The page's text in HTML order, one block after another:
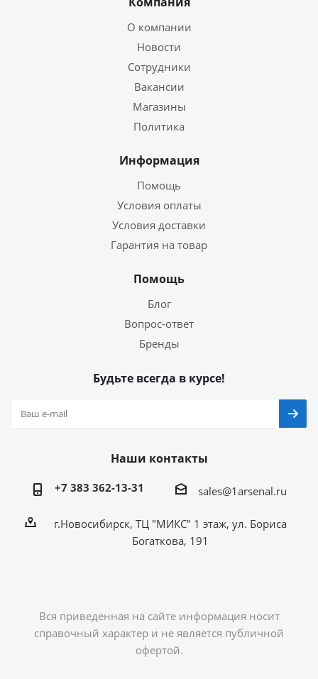
О компании
Новости
Сотрудники
Вакансии
Магазины
Политика
Информация
Помощь
Условия оплаты
Условия доставки
Гарантия на товар
Помощь
Блог
Вопрос-ответ
Бренды
Будьте всегда в курсе!
Наши контакты
+7 383 362-13-31 sales@1arsenal.ru
г.Новосибирск, ТЦ "МИКС" 1 этаж, ул. Бориса
Богаткова, 191
Вся приведенная на сайте информация носит
справочный характер и не является публичной
офертой.